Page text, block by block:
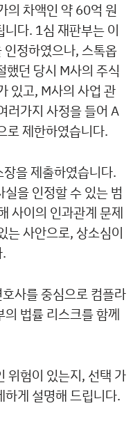
의 차액인 약 60억 원
다. 1심 재판부는 이
정하였으나, 스톡옵
했던 당시 M사의 주식
있고, M사의 사업 관
러가지 사정을 들어 A
로 제한하였습니다.
을 제출하였습니다.
을 인정할 수 있는 범
사이의 인과관계 문제
는 사안으로, 상소심이
사를 중심으로 컴플라
법률 리스크를 함께
위험이 있는지, 선택 가
게 설명해 드립니다.